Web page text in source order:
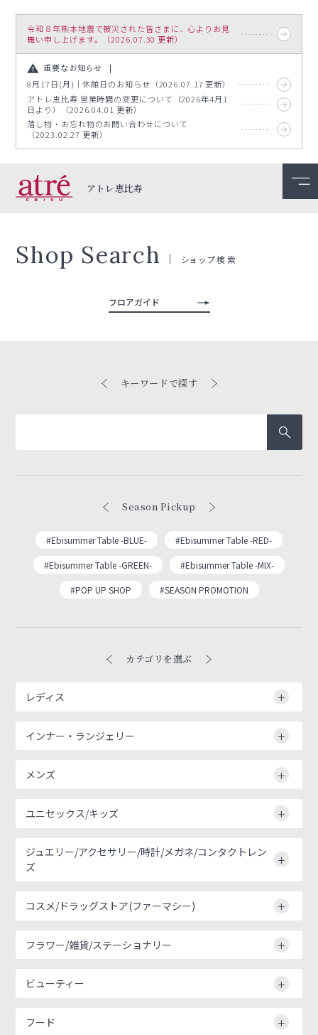
令和８年熊本地震で被災された皆さまに、心よりお見
舞い申し上げます。（2026.07.30 更新）
重要なお知らせ
8月17日(月)｜休館日のお知らせ（2026.07.17 更新）
アトレ恵比寿 営業時間の変更について（2026年4月1
日より）（2026.04.01 更新）
落し物・お忘れ物のお問い合わせについて
（2023.02.27 更新）
アトレ恵比寿
Shop Search ショップ検索
フロアガイド
キーワードで探す
Season Pickup
#Ebisummer Table -BLUE- #Ebisummer Table -RED-
#Ebisummer Table -GREEN- #Ebisummer Table -MIX-
#POP UP SHOP #SEASON PROMOTION
カテゴリを選ぶ
レディス
インナー・ランジェリー
メンズ
ユニセックス/キッズ
ジュエリー/アクセサリー/時計/メガネ/コンタクトレン
ズ
コスメ/ドラッグストア(ファーマシー)
フラワー/雑貨/ステーショナリー
ビューティー
フード